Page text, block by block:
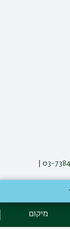
מיקום